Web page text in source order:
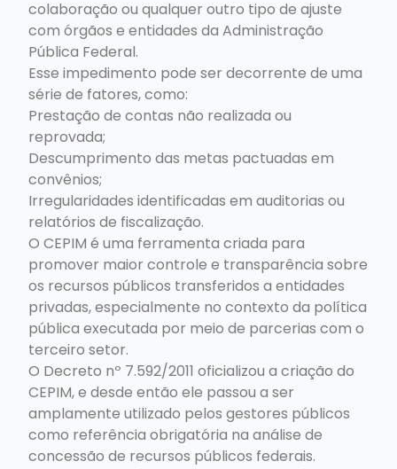
colaboração ou qualquer outro tipo de ajuste
com órgãos e entidades da Administração
Pública Federal.
Esse impedimento pode ser decorrente de uma
série de fatores, como:
Prestação de contas não realizada ou
reprovada;
Descumprimento das metas pactuadas em
convênios;
Irregularidades identificadas em auditorias ou
relatórios de fiscalização.
O CEPIM é uma ferramenta criada para
promover maior controle e transparência sobre
os recursos públicos transferidos a entidades
privadas, especialmente no contexto da política
pública executada por meio de parcerias com o
terceiro setor.
O Decreto nº 7.592/2011 oficializou a criação do
CEPIM, e desde então ele passou a ser
amplamente utilizado pelos gestores públicos
como referência obrigatória na análise de
concessão de recursos públicos federais.